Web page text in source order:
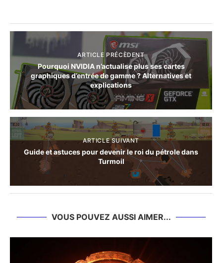
ARTICLE PRÉCÈDENT
Pourquoi NVIDIA n’actualise plus ses cartes
graphiques d’entrée de gamme ? Alternatives et
explications
ARTICLE SUIVANT
Guide et astuces pour devenir le roi du pétrole dans
Turmoil
VOUS POUVEZ AUSSI AIMER...